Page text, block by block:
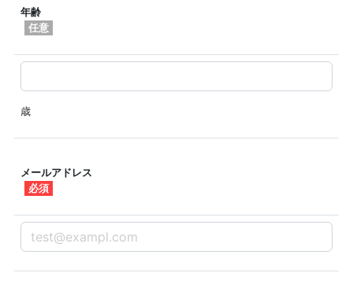
年齢
任意
歳
メールアドレス
必須